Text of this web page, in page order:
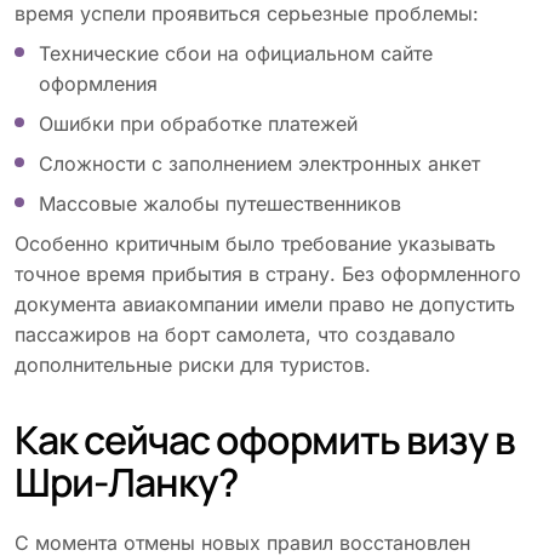
время успели проявиться серьезные проблемы:
Технические сбои на официальном сайте
оформления
Ошибки при обработке платежей
Сложности с заполнением электронных анкет
Массовые жалобы путешественников
Особенно критичным было требование указывать
точное время прибытия в страну. Без оформленного
документа авиакомпании имели право не допустить
пассажиров на борт самолета, что создавало
дополнительные риски для туристов.
Как сейчас оформить визу в
Шри-Ланку?
С момента отмены новых правил восстановлен